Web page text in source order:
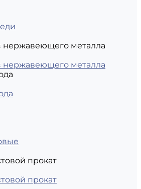
нержавеющего металла
нержавеющего металла
прокат
прокат